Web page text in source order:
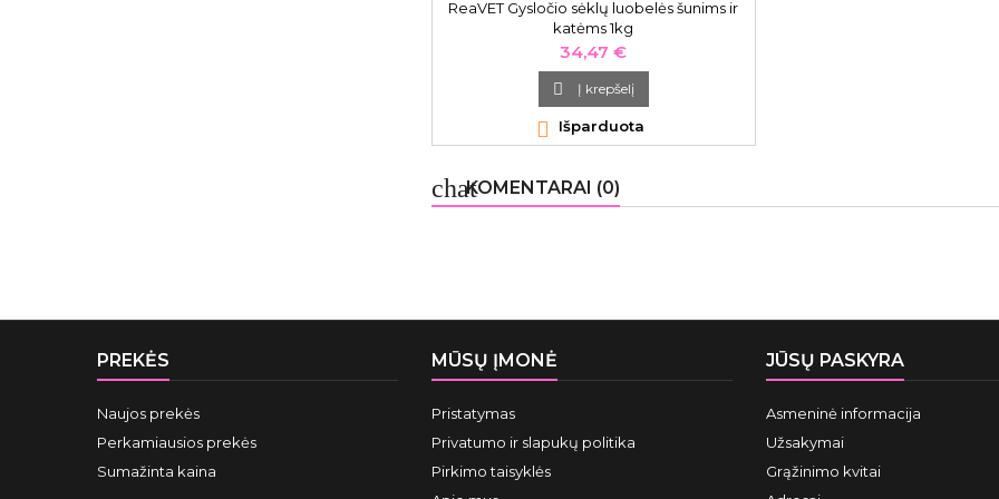
ReaVET Gysločio sėklų luobelės šunims ir
katėms 1kg
Kaina
34,47 €
 Į krepšelį
 Išparduota
chatKOMENTARAI (0)
PREKĖS
Naujos prekės
Perkamiausios prekės
Sumažinta kaina
MŪSŲ ĮMONĖ
Pristatymas
Privatumo ir slapukų politika
Pirkimo taisyklės
JŪSŲ PASKYRA
Asmeninė informacija
Užsakymai
Grąžinimo kvitai